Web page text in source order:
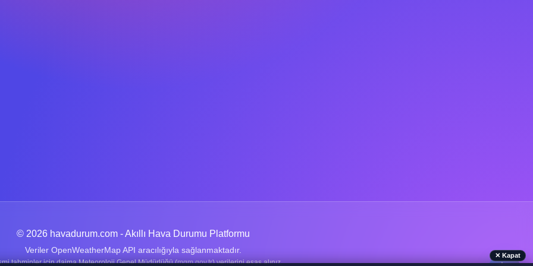
© 2026 havadurum.com - Akıllı Hava Durumu Platformu
Veriler OpenWeatherMap API aracılığıyla sağlanmaktadır.
tahminler için daima Meteoroloji Genel Müdürlüğü (mgm.gov.tr) verilerini esas alınız.
✕ Kapat